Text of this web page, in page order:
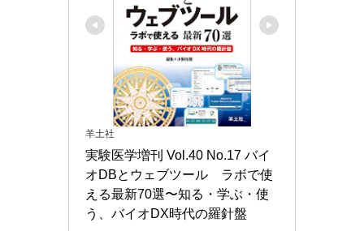
羊土社
実験医学増刊 Vol.40 No.17 バイ
オDBとウェブツール　ラボで使
える最新70選〜知る・学ぶ・使
う、バイオDX時代の羅針盤